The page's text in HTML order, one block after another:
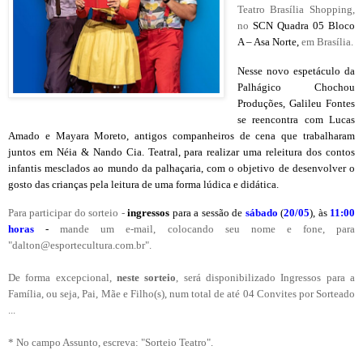
Teatro Brasília Shopping,
no SCN Quadra 05 Bloco
A – Asa Norte, em Brasília.
Nesse novo espetáculo da
Palhágico Chochou
Produções, Galileu Fontes
se reencontra com Lucas
Amado e Mayara Moreto, antigos companheiros de cena que trabalharam
juntos em Néia & Nando Cia. Teatral, para realizar uma releitura dos contos
infantis mesclados ao mundo da palhaçaria, com o objetivo de desenvolver o
gosto das crianças pela leitura de uma forma lúdica e didática.
Para participar do sorteio -ingressos para a sessãode sábado(20/05), às11:00
horas
- mande um e-mail, colocando seu nome e fone, para
"dalton@esportecultura.com.br".
De forma excepcional, neste sorteio, será disponibilizado Ingressos para a
Família, ou seja, Pai, Mãe e Filho(s), num total de até 04 Convites por Sorteado
...
* No campo Assunto, escreva: "Sorteio Teatro".